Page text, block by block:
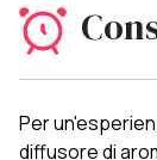
Per
diffusore di